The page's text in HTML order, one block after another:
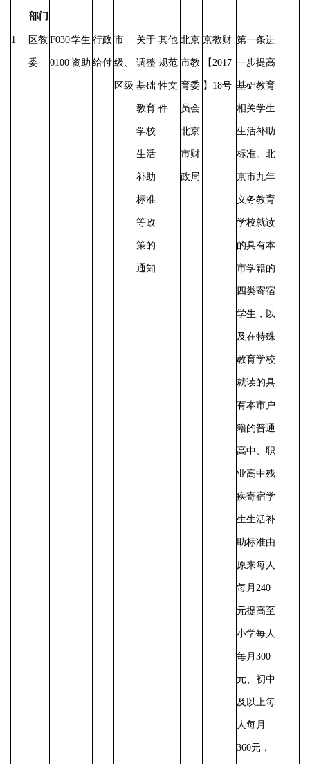
部门
1 区教
委
F030
0100
学生
资助
行政
给付
市
级、
区级
关于
调整
基础
教育
学校
生活
补助
标准
等政
策的
通知
其他
规范
性文
件
北京
市教
育委
员会
北京
市财
政局
京教财
【 2017
】18号
第一条进
一步提高
基础教育
相关学生
生活补助
标准。北
京市九年
义务教育
学校就读
的具有本
市学籍的
四类寄宿
学生，以
及在特殊
教育学校
就读的具
有本市户
籍的普通
高中、职
业高中残
疾寄宿学
生生活补
助标准由
原来每人
每月 240
元提高至
小学每人
每月300
元、初中
及以上每
人每月
360元，